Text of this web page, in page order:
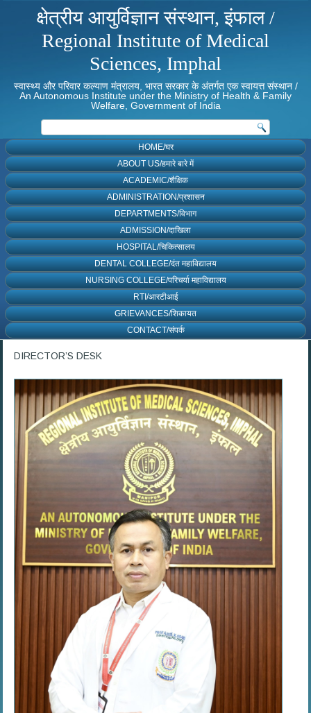
क्षेत्रीय आयुर्विज्ञान संस्थान, इंफाल /
Regional Institute of Medical
Sciences, Imphal
स्वास्थ्य और परिवार कल्याण मंत्रालय, भारत सरकार के अंतर्गत एक स्वायत्त संस्थान /
An Autonomous Institute under the Ministry of Health & Family
Welfare, Government of India
HOME/घर
ABOUT US/हमारे बारे में
ACADEMIC/शैक्षिक
ADMINISTRATION/प्रशासन
DEPARTMENTS/विभाग
ADMISSION/दाखिला
HOSPITAL/चिकित्सालय
DENTAL COLLEGE/दंत महाविद्यालय
NURSING COLLEGE/परिचर्या महाविद्यालय
RTI/आरटीआई
GRIEVANCES/शिकायत
CONTACT/संपर्क
DIRECTOR’S DESK